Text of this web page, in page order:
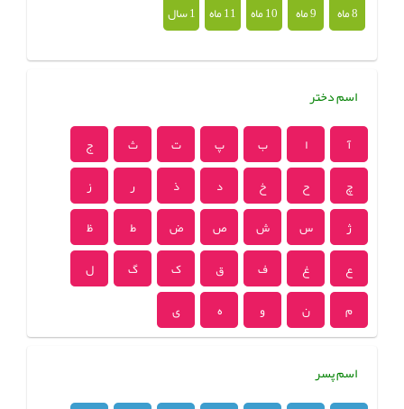
8 ماه
9 ماه 10 ماه 11 ماه 1 سال
اسم دختر
آ ا ب پ ت ث
ج
چ
ح خ د ذ ر
ز
ژ
س ش ص ض ط
ظ
ع
غ ف ق ک گ
ل
م
ن و ه ی
اسم پسر